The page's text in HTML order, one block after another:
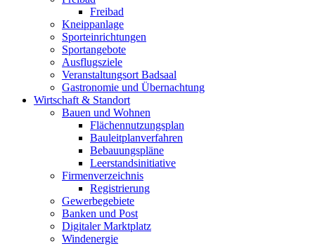
Freibad
Kneippanlage
Sporteinrichtungen
Sportangebote
Ausflugsziele
Veranstaltungsort Badsaal
Gastronomie und Übernachtung
Wirtschaft & Standort
Bauen und Wohnen
Flächennutzungsplan
Bauleitplanverfahren
Bebauungspläne
Leerstandsinitiative
Firmenverzeichnis
Registrierung
Gewerbegebiete
Banken und Post
Digitaler Marktplatz
Windenergie